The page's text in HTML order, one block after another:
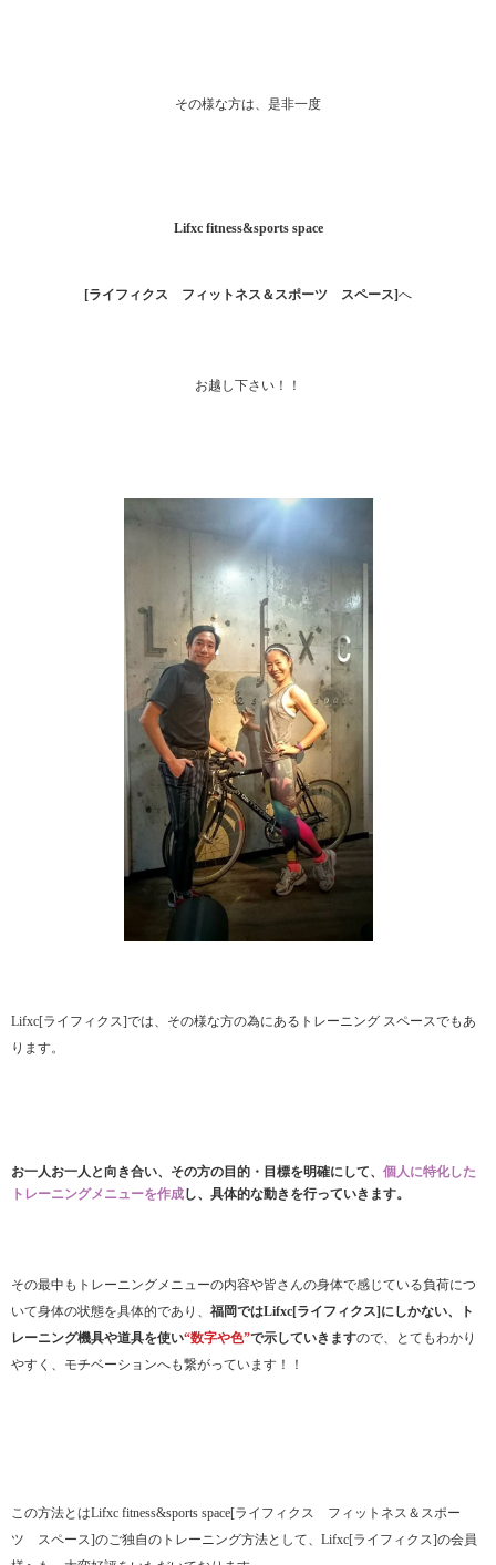
その様な方は、是非一度
Lifxc fitness&sports space
[ライフィクス フィットネス＆スポーツ スペース]へ
お越し下さい！！
Lifxc[ライフィクス]では、その様な方の為にあるトレーニング スペースでもあ
ります。
お一人お一人と向き合い、その方の目的・目標を明確にして、 個人に特化した
トレーニングメニューを作成し、具体的な動きを行っていきます。
その最中もトレーニングメニューの内容や皆さんの身体で感じている負荷につ
いて身体の状態を具体的であり、 福岡ではLifxc[ライフィクス]にしかない、ト
レーニング機具や道具を使い“数字や色”で示していきますので、とてもわかり
やすく、モチベーションへも繋がっています！！
この方法とはLifxc fitness&sports space[ライフィクス フィットネス＆スポー
ツ スペース]のご独自のトレーニング方法として、Lifxc[ライフィクス]の会員